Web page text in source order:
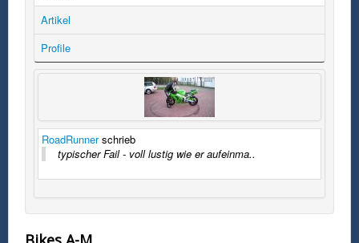
Artikel
Profile
RoadRunnerschrieb
typischer Fail - voll lustig wie er aufeinma..